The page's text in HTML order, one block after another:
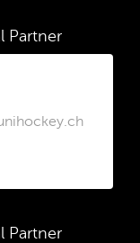
Partner
Partner